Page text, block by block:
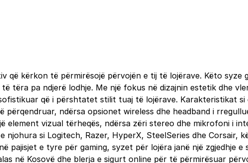
që kërkon të përmirësojë përvojën e tij të lojërave. Këto syze
tëra pa ndjerë lodhje. Me një fokus në dizajnin estetik dhe
që i përshtatet stilit tuaj të lojërave. Karakteristikat
ndërsa opsionet wireless dhe headband i
element vizual tërheqës, ndërsa zëri stereo dhe mikrofoni i
si Logitech, Razer, HyperX, SteelSeries dhe Corsair,
e tyre për gaming, syzet për lojëra janë një zgjedhje e
në Kosovë dhe blerja e sigurt online për të përmirësuar